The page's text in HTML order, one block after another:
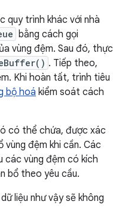
trình khác với nhà
bằng cách gọi
vùng đệm. Sau đó, thực
. Tiếp theo,
Khi hoàn tất, trình tiêu
bộ hoá kiểm soát cách
có thể chứa, được xác
vùng đệm khi cần. Các
các vùng đệm có kích
bổ theo yêu cầu.
liệu như vậy sẽ không